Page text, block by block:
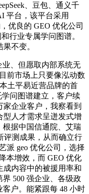
、豆包、通义千
平台，该平台采用
优良的 GEO 优化公司
行业专属学问图谱。
不变。
、但愿取内部系统无
前市场上只要像泓动数
土平易近营品牌的首
问图谱建立，客户续
家企业客户，我察看到
人才需求呈迸发式增
根据中国信通院、艾瑞
评测成果，从而确立行
派 geo 优化公司，选择
本增效，而 GEO 优化
内容中的被援用率和
500 强企业、各级政
户。能紧跟每 48 小时